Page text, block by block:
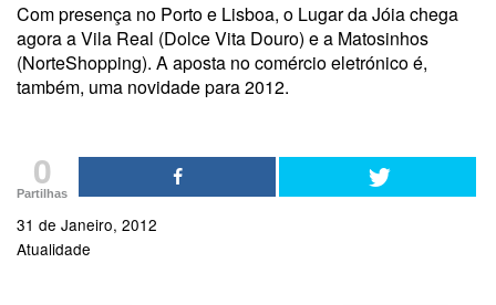
Com presença no Porto e Lisboa, o Lugar da Jóia chega
agora a Vila Real (Dolce Vita Douro) e a Matosinhos
(NorteShopping). A aposta no comércio eletrónico é,
também, uma novidade para 2012.
0
Partilhas
31 de Janeiro, 2012
Atualidade